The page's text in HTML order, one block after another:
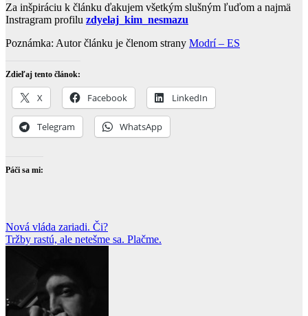
Za inšpiráciu k článku ďakujem všetkým slušným ľuďom a najmä
Instragram profilu zdyelaj_kim_nesmazu
Poznámka: Autor článku je členom strany Modrí – ES
Zdieľaj tento článok:
X Facebook LinkedIn
Telegram WhatsApp
Páči sa mi:
Navigácia
v
Nová vláda zariadi. Či?
Tržby rastú, ale netešme sa. Plačme.